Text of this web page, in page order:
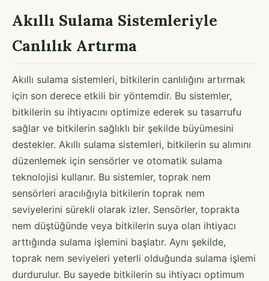
Akıllı Sulama Sistemleriyle
Canlılık Artırma
Akıllı sulama sistemleri, bitkilerin canlılığını artırmak
için son derece etkili bir yöntemdir. Bu sistemler,
bitkilerin su ihtiyacını optimize ederek su tasarrufu
sağlar ve bitkilerin sağlıklı bir şekilde büyümesini
destekler. Akıllı sulama sistemleri, bitkilerin su alımını
düzenlemek için sensörler ve otomatik sulama
teknolojisi kullanır. Bu sistemler, toprak nem
sensörleri aracılığıyla bitkilerin toprak nem
seviyelerini sürekli olarak izler. Sensörler, toprakta
nem düştüğünde veya bitkilerin suya olan ihtiyacı
arttığında sulama işlemini başlatır. Aynı şekilde,
toprak nem seviyeleri yeterli olduğunda sulama işlemi
durdurulur. Bu sayede bitkilerin su ihtiyacı optimum